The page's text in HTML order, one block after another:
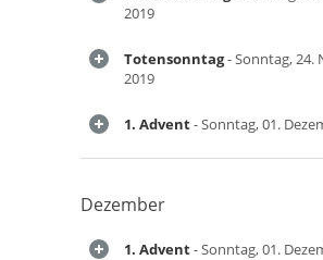
2019
Totensonntag- Sonntag, 24.
2019
1. Advent- Sonntag, 01.
Dezember
1. Advent- Sonntag, 01.